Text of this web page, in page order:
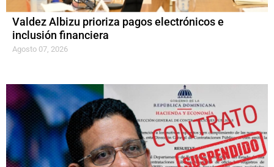
Valdez Albizu prioriza pagos electrónicos e
inclusión financiera
Agosto 07, 2026